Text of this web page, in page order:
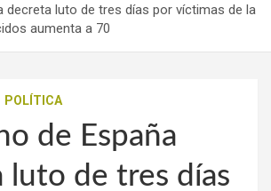
decreta luto de tres días por víctimas de la
aumenta a 70
POLÍTICA
de España
luto de tres días